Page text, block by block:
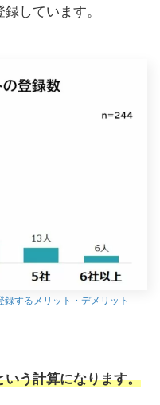
しています。
するメリット・デメリット
う計算になります。